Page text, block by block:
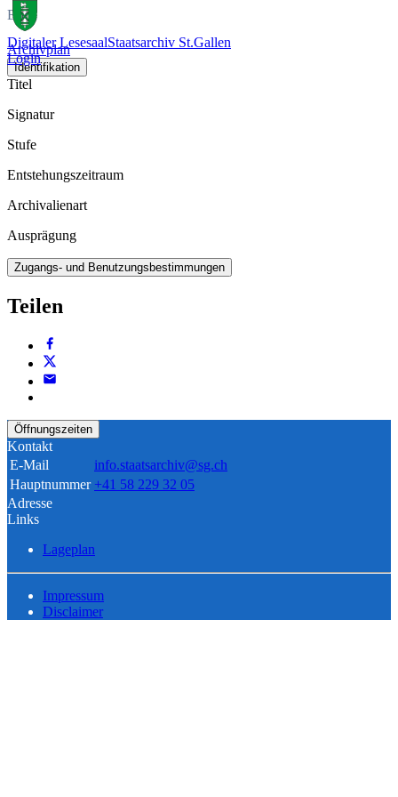
Digitaler LesesaalStaatsarchiv St.Gallen
Login
Buch
Archivplan
Identifikation
Titel
Signatur
Stufe
Entstehungszeitraum
Archivalienart
Ausprägung
Zugangs- und Benutzungsbestimmungen
Teilen
Öffnungszeiten
Kontakt
E-Mail
info.staatsarchiv@sg.ch
Hauptnummer +41 58 229 32 05
Adresse
Links
Lageplan
Impressum
Disclaimer